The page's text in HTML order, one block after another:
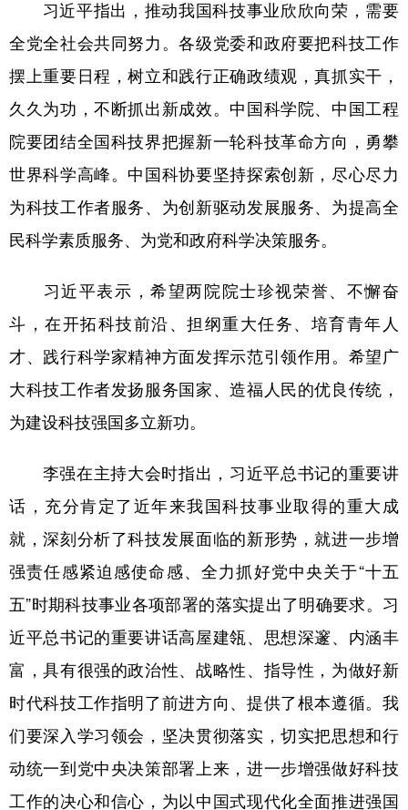
习近平指出，推动我国科技事业欣欣向荣，需要
全党全社会共同努力。各级党委和政府要把科技工作
摆上重要日程，树立和践行正确政绩观，真抓实干，
久久为功，不断抓出新成效。中国科学院、中国工程
院要团结全国科技界把握新一轮科技革命方向，勇攀
世界科学高峰。中国科协要坚持探索创新，尽心尽力
为科技工作者服务、为创新驱动发展服务、为提高全
民科学素质服务、为党和政府科学决策服务。
习近平表示，希望两院院士珍视荣誉、不懈奋
斗，在开拓科技前沿、担纲重大任务、培育青年人
才、践行科学家精神方面发挥示范引领作用。希望广
大科技工作者发扬服务国家、造福人民的优良传统，
为建设科技强国多立新功。
李强在主持大会时指出，习近平总书记的重要讲
话，充分肯定了近年来我国科技事业取得的重大成
就，深刻分析了科技发展面临的新形势，就进一步增
强责任感紧迫感使命感、全力抓好党中央关于“十五
五”时期科技事业各项部署的落实提出了明确要求。习
近平总书记的重要讲话高屋建瓴、思想深邃、内涵丰
富，具有很强的政治性、战略性、指导性，为做好新
时代科技工作指明了前进方向、提供了根本遵循。我
们要深入学习领会，坚决贯彻落实，切实把思想和行
动统一到党中央决策部署上来，进一步增强做好科技
工作的决心和信心，为以中国式现代化全面推进强国